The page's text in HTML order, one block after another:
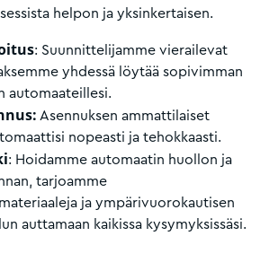
helpon ja yksinkertaisen.
: Suunnittelijamme vierailevat
yhdessä löytää sopivimman
automaateillesi.
Asennuksen ammattilaiset
nopeasti ja tehokkaasti.
: Hoidamme automaatin huollon ja
tarjoamme
ja ympärivuorokautisen
auttamaan kaikissa kysymyksissäsi.